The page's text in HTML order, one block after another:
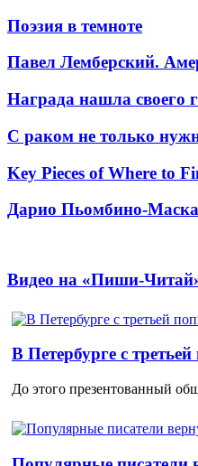
Поэзия в темноте
Павел Лемберский.
Награда нашла своего
С раком не только
Key Pieces of Where to
Дарио Пьомбино-
Видео на «Пиши-
В Петербурге с
До этого презентованный